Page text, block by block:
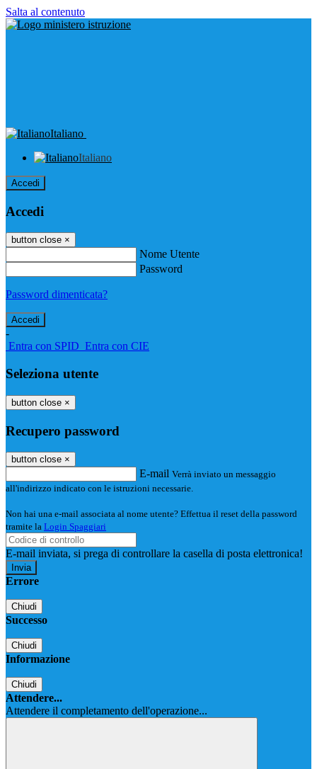
Salta al contenuto
Italiano
Italiano
Accedi
Accedi
button close ×
Nome Utente
Password
Password dimenticata?
-
Entra con SPID Entra con CIE
Seleziona utente
button close ×
Recupero password
button close ×
E-mail Verrà inviato un messaggio
all'indirizzo indicato con le istruzioni necessarie.
Non hai una e-mail associata al nome utente? Effettua il reset della password
tramite la Login Spaggiari
E-mail inviata, si prega di controllare la casella di posta elettronica!
Errore
Chiudi
Successo
Chiudi
Informazione
Chiudi
Attendere...
Attendere il completamento dell'operazione...